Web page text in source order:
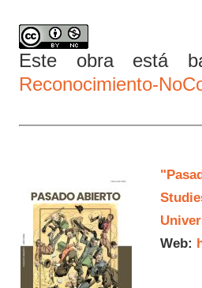
Este obra está
Reconocimiento-
Web: